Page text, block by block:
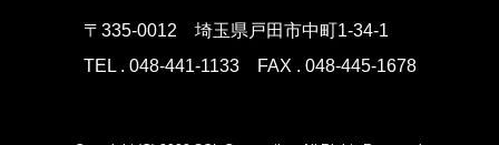
〒335-0012 埼玉県戸田市中町1-34-1
TEL . 048-441-1133
FAX . 048-445-1678